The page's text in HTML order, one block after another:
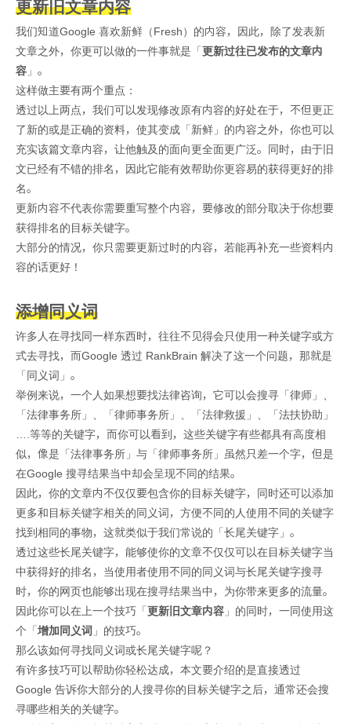
更新旧文章内容
我们知道Google 喜欢新鲜（Fresh）的内容，因此，除了发表新
文章之外，你更可以做的一件事就是「 更新过往已发布的文章内
容 」。
这样做主要有两个重点：
透过以上两点，我们可以发现修改原有内容的好处在于，不但更正
了新的或是正确的资料，使其变成「新鲜」的内容之外，你也可以
充实该篇文章内容，让他触及的面向更全面更广泛。同时，由于旧
文已经有不错的排名，因此它能有效帮助你更容易的获得更好的排
名。
更新内容不代表你需要重写整个内容，要修改的部分取决于你想要
获得排名的目标关键字。
大部分的情况，你只需要更新过时的内容，若能再补充一些资料内
容的话更好！
添增同义词
许多人在寻找同一样东西时，往往不见得会只使用一种关键字或方
式去寻找，而Google 透过 RankBrain 解决了这一个问题，那就是
「同义词」。
举例来说，一个人如果想要找法律咨询，它可以会搜寻「律师」、
「法律事务所」、「律师事务所」、「法律救援」、「法扶协助」
….等等的关键字，而你可以看到，这些关键字有些都具有高度相
似，像是「法律事务所」与「律师事务所」虽然只差一个字，但是
在Google 搜寻结果当中却会呈现不同的结果。
因此，你的文章内不仅仅要包含你的目标关键字，同时还可以添加
更多和目标关键字相关的同义词，方便不同的人使用不同的关键字
找到相同的事物，这就类似于我们常说的「长尾关键字」。
透过这些长尾关键字，能够使你的文章不仅仅可以在目标关键字当
中获得好的排名，当使用者使用不同的同义词与长尾关键字搜寻
时，你的网页也能够出现在搜寻结果当中，为你带来更多的流量。
因此你可以在上一个技巧「 更新旧文章内容 」的同时，一同使用这
个「 增加同义词 」的技巧。
那么该如何寻找同义词或长尾关键字呢？
有许多技巧可以帮助你轻松达成，本文要介绍的是直接透过
Google 告诉你大部分的人搜寻你的目标关键字之后，通常还会搜
寻哪些相关的关键字。